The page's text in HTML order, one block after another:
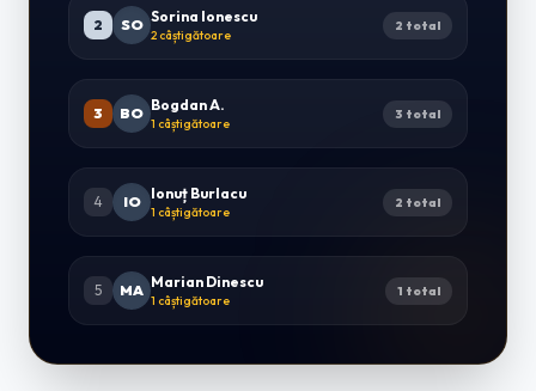
2 SO Sorina Ionescu
2 câștigătoare
2 total
3 BO Bogdan A.
1 câștigătoare
3 total
4 IO Ionuț Burlacu
1 câștigătoare
2 total
5 MA Marian Dinescu
1 câștigătoare
1 total